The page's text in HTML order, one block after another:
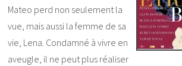
Mateo perd non seulement la
vue, mais aussi la femme de sa
vie, Lena. Condamné à vivre en
aveugle, il ne peut plus réaliser